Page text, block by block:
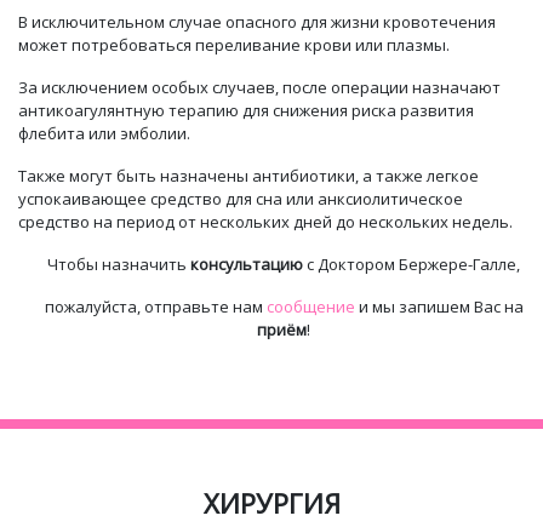
В исключительном случае опасного для жизни кровотечения
может потребоваться переливание крови или плазмы.
За исключением особых случаев, после операции назначают
антикоагулянтную терапию для снижения риска развития
флебита или эмболии.
Также могутбыть назначены антибиотики, а такжелегкое
успокаивающее средство для сна или анксиолитическое
средство на периодот нескольких дней до нескольких недель.
Чтобы назначить консультациюс Доктором Бержере-Галле,
пожалуйста, отправьте нам сообщение и мы запишем Вас на
приём!
ХИРУРГИЯ